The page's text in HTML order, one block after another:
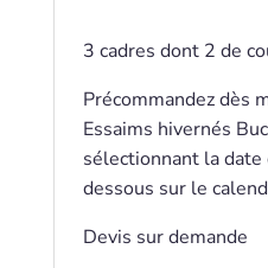
sur
notation
client
3 cadres dont 2 de
Précommandez dès
Essaims hivernés
sélectionnant la date
dessous sur le
Devis sur demande